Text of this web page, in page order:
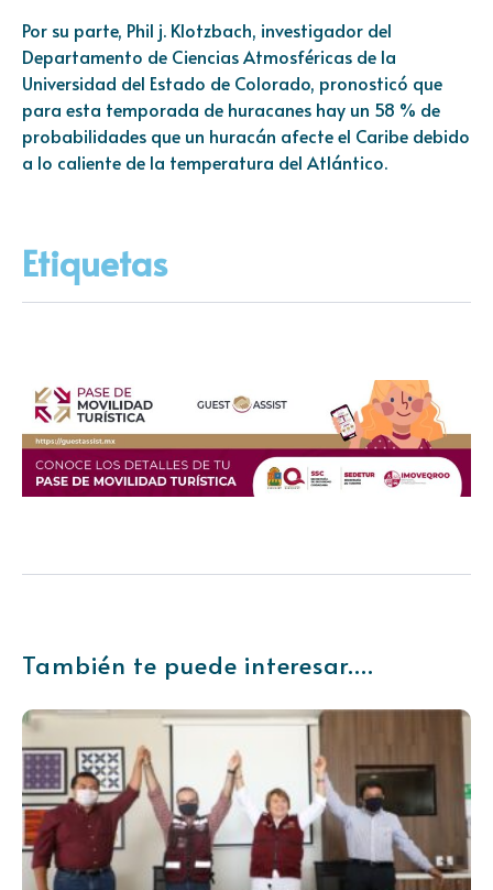
Por su parte, Phil j. Klotzbach, investigador del
Departamento de Ciencias Atmosféricas de la
Universidad del Estado de Colorado, pronosticó que
para esta temporada de huracanes hay un 58 % de
probabilidades que un huracán afecte el Caribe debido
a lo caliente de la temperatura del Atlántico.
Etiquetas
También te puede interesar....